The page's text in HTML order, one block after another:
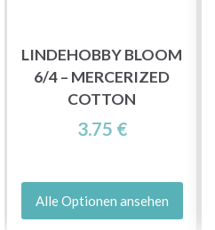
LINDEHOBBY BLOOM
6/4 – MERCERIZED
COTTON
3.75 €
Alle Optionen ansehen